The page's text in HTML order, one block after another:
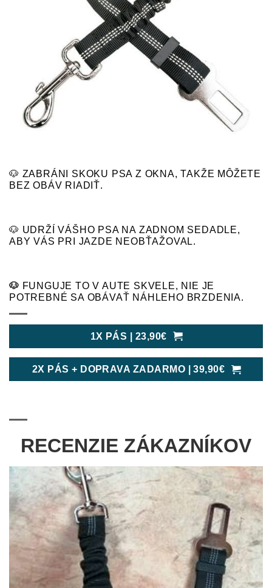
🐶 ZABRÁNI SKOKU PSA Z OKNA, TAKŽE MÔŽETE
BEZ OBÁV RIADIŤ.
🐶 UDRŽÍ VÁŠHO PSA NA ZADNOM SEDADLE,
ABY VÁS PRI JAZDE NEOBŤAŽOVAL.
🐶 FUNGUJE TO V AUTE SKVELE, NIE JE
POTREBNÉ SA OBÁVAŤ NÁHLEHO BRZDENIA.
1X PÁS | 23,90€
2X PÁS + DOPRAVA ZADARMO | 39,90€
RECENZIE ZÁKAZNÍKOV